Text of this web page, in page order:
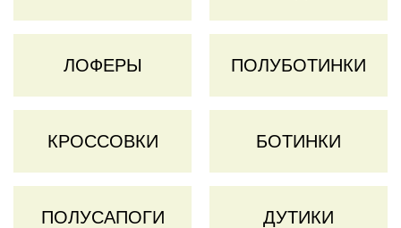
ЛОФЕРЫ ПОЛУБОТИНКИ
КРОССОВКИ БОТИНКИ
ПОЛУСАПОГИ ДУТИКИ